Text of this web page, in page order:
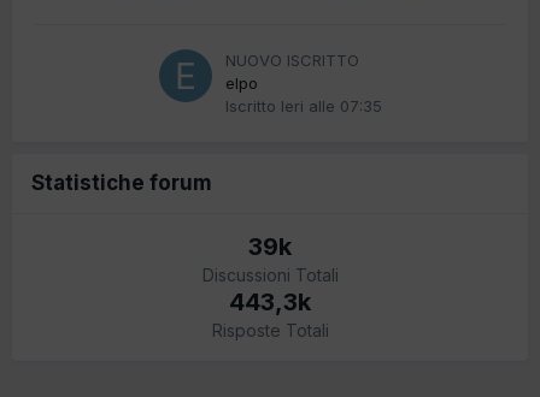
NUOVO ISCRITTO
elpo
Iscritto Ieri alle 07:35
Statistiche forum
39k
Discussioni Totali
443,3k
Risposte Totali